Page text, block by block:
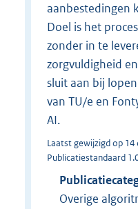
aanbestedingen
Doel is het
zonder in te
zorgvuldigheid
sluit aan bij
van TU/e en
AI.
Laatst gewijzigd op
Publicatiestandaard
Overige